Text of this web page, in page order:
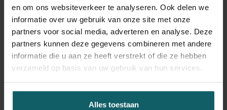
en om ons websiteverkeer te analyseren. Ook delen we
informatie over uw gebruik van onze site met onze
partners voor social media, adverteren en analyse. Deze
partners kunnen deze gegevens combineren met andere
informatie die u aan ze heeft verstrekt of die ze hebben
verzameld op basis van uw gebruik van hun services.
Alles toestaan
Geef huisartsen en gemeenschapsorganisaties een
actievere rol in het bespreken van PrEP.
(2)